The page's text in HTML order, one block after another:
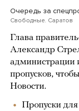
Очередь за
Свободные. Саратов
Глава
Александр
администрации
пропусков,
Новости.
Пропуски